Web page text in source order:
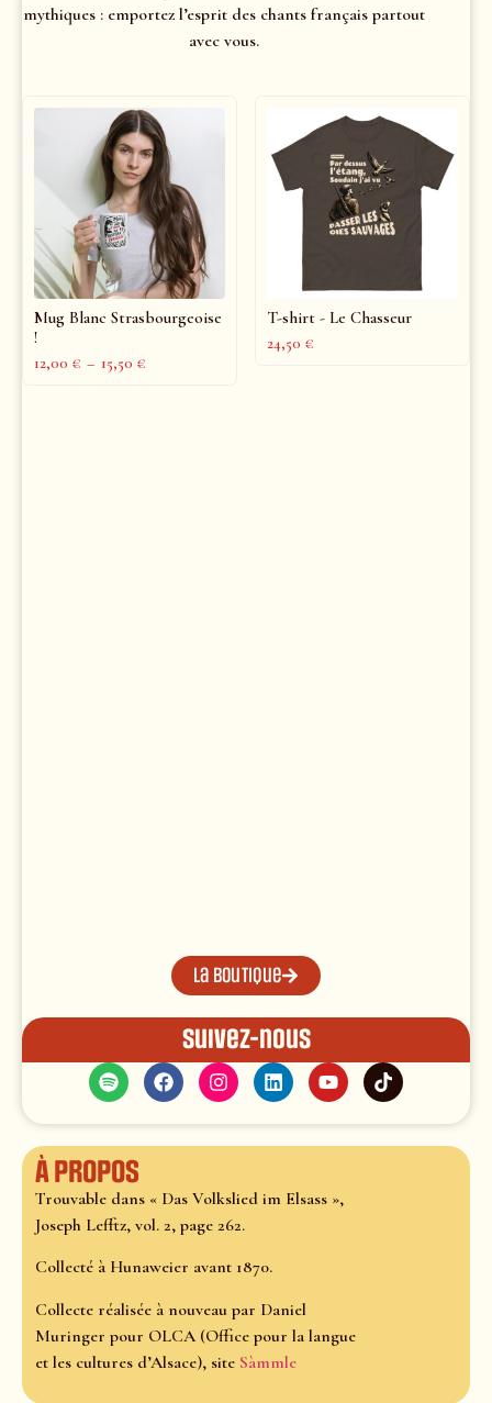
mythiques : emportez l’esprit des chants français partout
avec vous.
Mug Blanc Strasbourgeoise
!
12,00 € – 15,50 €
T-shirt - Le Chasseur
24,50 €
La boutique
Suivez-nous
À propos
Trouvable dans « Das Volkslied im Elsass »,
Joseph Lefftz, vol. 2, page 262.
Collecté à Hunaweier avant 1870.
Collecte réalisée à nouveau par Daniel
Muringer pour OLCA (Office pour la langue
et les cultures d’Alsace), site Sàmmle